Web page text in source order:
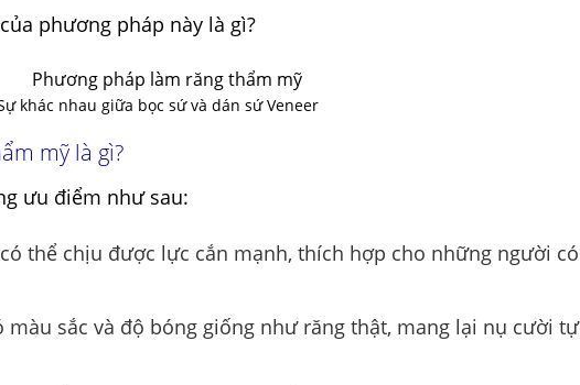
phương pháp này là gì?
khác nhau giữa bọc sứ và dán sứ Veneer
mỹ là gì?
ưu điểm như sau:
thể chịu được lực cắn mạnh, thích hợp cho những người có
màu sắc và độ bóng giống như răng thật, mang lại nụ cười tự